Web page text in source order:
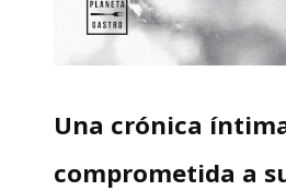
Una crónica
comprometida a